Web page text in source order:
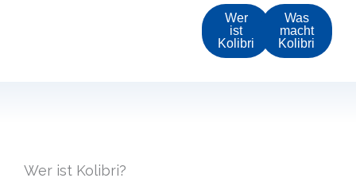
Wer
ist
Kolibri
Was
macht
Kolibri
Wer ist Kolibri?